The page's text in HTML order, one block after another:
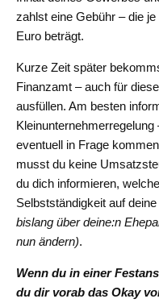
zahlst eine Gebühr – die
Euro beträgt.
Kurze Zeit später
Finanzamt – auch für
ausfüllen. Am besten
eventuell in Frage
musst du keine
du dich informieren,
Selbstständigkeit auf
bislang über deine:n
nun ändern).
Wenn du in einer
du dir vorab das Okay